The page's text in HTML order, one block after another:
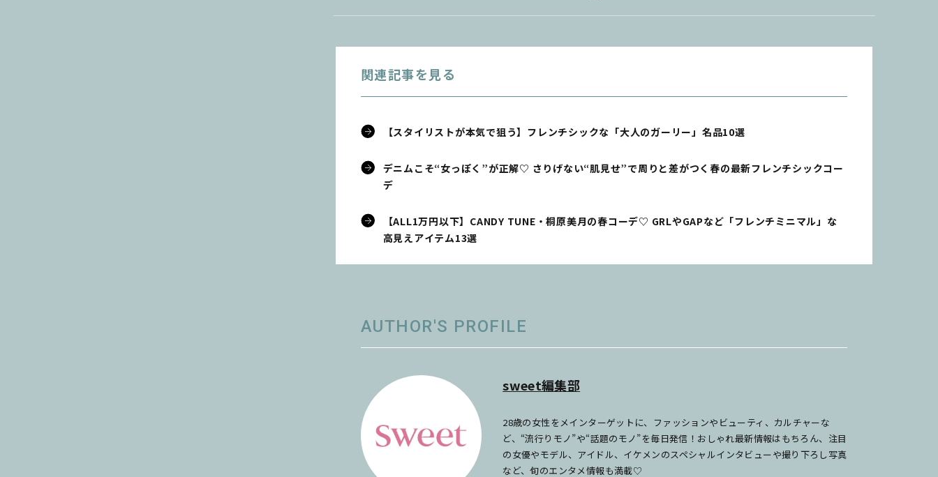
関連記事を見る
【スタイリストが本気で狙う】フレンチシックな「大人のガーリー」名品10選
デニムこそ“女っぽく”が正解♡ さりげない“肌見せ”で周りと差がつく春の最新フレンチシックコー
デ
【ALL1万円以下】CANDY TUNE・桐原美月の春コーデ♡ GRLやGAPなど「フレンチミニマル」な
高見えアイテム13選
AUTHOR'S PROFILE
sweet編集部
28歳の女性をメインターゲットに、ファッションやビューティ、カルチャーな
ど、“流行りモノ”や“話題のモノ”を毎日発信！おしゃれ最新情報はもちろん、注目
の女優やモデル、アイドル、イケメンのスペシャルインタビューや撮り下ろし写真
など、旬のエンタメ情報も満載♡